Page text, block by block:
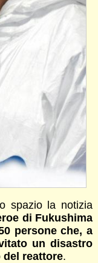
spazio la notizia
di Fukushima
persone che, a
un disastro
reattore.